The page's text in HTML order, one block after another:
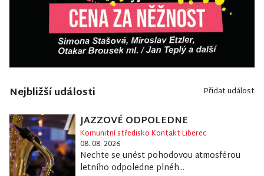
Nejbližší události Přidat událost
JAZZOVÉ ODPOLEDNE
Komunitní středisko Kontakt Liberec
08. 08. 2026
Nechte se unést pohodovou atmosférou
letního odpoledne plnéh...